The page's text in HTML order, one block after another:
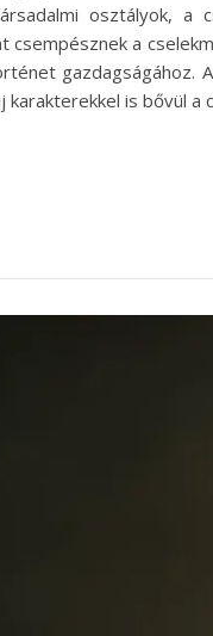
osztályok, a
a
gazdagságához.
karakterekkel is bővül a